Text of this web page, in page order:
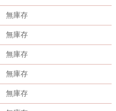
無庫存
無庫存
無庫存
無庫存
無庫存